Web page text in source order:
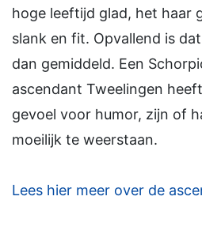
hoge leeftijd glad, het haar
slank en fit. Opvallend is
dan gemiddeld. Een
ascendant Tweelingen
gevoel voor humor, zijn of
moeilijk te weerstaan.
Lees hier meer over de